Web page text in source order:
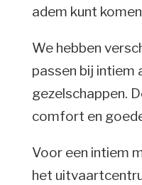
adem kunt
We hebben
passen bij intiem
gezelschappen.
comfort en
Voor een intiem
het